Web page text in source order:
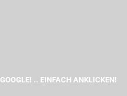
.. EINFACH ANKLICKEN!